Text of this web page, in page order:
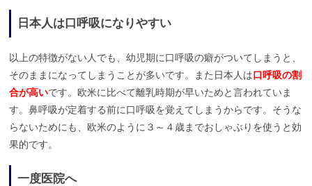
日本人は口呼吸になりやすい
以上の特徴がない人でも、幼児期に口呼吸の癖がついてしまうと、
そのままになってしまうことが多いです。また日本人は口呼吸の割
合が高いです。欧米に比べて離乳時期が早いためと言われていま
す。鼻呼吸が定着する前に口呼吸を覚えてしまうからです。そうな
らないためにも、欧米のように３～４歳までおしゃぶりを使うと効
果的です。
一度医院へ